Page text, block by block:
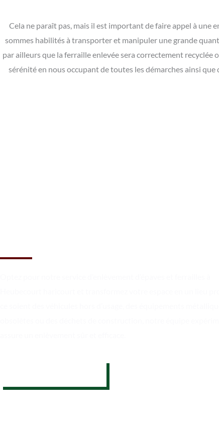
Cela ne paraît pas, mais il est important de faire appel à
sommes habilités à transporter et manipuler une grande
par ailleurs que la ferraille enlevée sera correctement recyclée
sérénité en nous occupant de toutes les démarches ainsi
Heubecourt haricourt et transformez votre espace en un lieu